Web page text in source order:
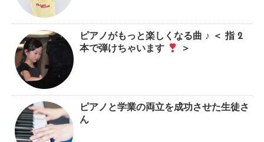
ピアノがもっと楽しくなる曲 ♪ ＜ 指 2
本で弾けちゃいます
＞
ピアノと学業の両立を成功させた生徒さ
ん